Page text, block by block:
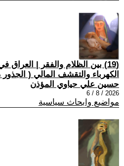
(19) بين الظلام والفقر | العراق
الكهرباء والتقشف المالي ( الجذور
حسين علي حياوي المؤذن
2026 / 8 / 6
مواضيع وابحاث سياسية